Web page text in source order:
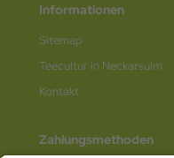
Informationen
Sitemap
Teecultur in Neckarsulm
Kontakt
Zahlungsmethoden